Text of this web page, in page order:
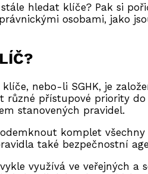
hledat klíče? Pak si
osobami, jako
nebo-li SGHK, je
různé přístupové priority
stanovených pravidel.
komplet
také bezpečnostní
využívá ve veřejných